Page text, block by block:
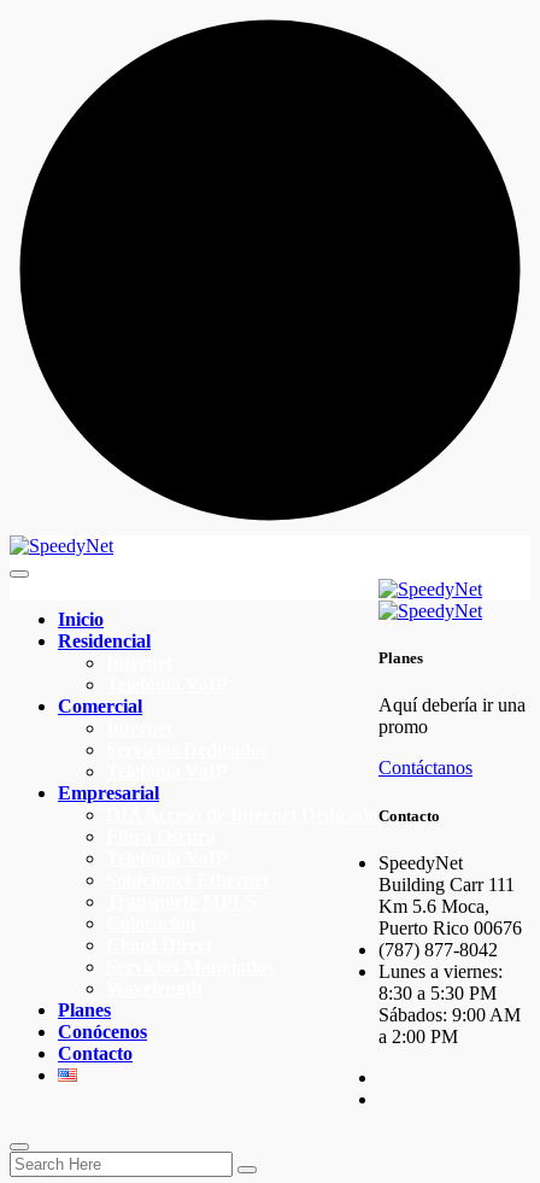
Inicio
Residencial
Comercial
Empresarial
Planes
Conócenos
Contacto
Planes
Aquí debería ir una
promo
Contáctanos
Contacto
SpeedyNet
Building Carr 111
Km 5.6 Moca,
Puerto Rico 00676
(787) 877-8042
Lunes a viernes:
8:30 a 5:30 PM
Sábados: 9:00 AM
a 2:00 PM